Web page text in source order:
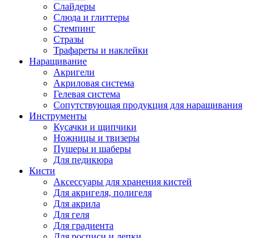
Слайдеры
Слюда и глиттеры
Стемпинг
Стразы
Трафареты и наклейки
Наращивание
Акригели
Акриловая система
Гелевая система
Сопутствующая продукция для наращивания
Инструменты
Кусачки и щипчики
Ножницы и твизеры
Пушеры и шаберы
Для педикюра
Кисти
Аксессуары для хранения кистей
Для акригеля, полигеля
Для акрила
Для геля
Для градиента